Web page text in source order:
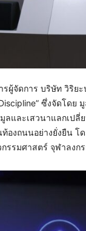
ผู้จัดการ บริษัท วิริ
ซึ่งจัดโด
ลและเสวนาแลกเป
องถนนอย่างยั่งยืน
รรมศาสตร์ จุฬาลงก